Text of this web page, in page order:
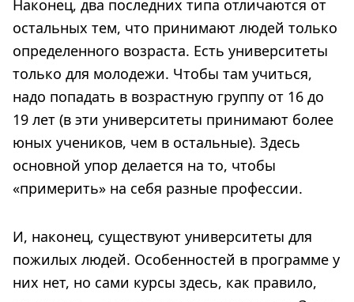
Наконец, два последних типа отличаются от
остальных тем, что принимают людей только
определенного возраста. Есть университеты
только для молодежи. Чтобы там учиться,
надо попадать в возрастную группу от 16 до
19 лет (в эти университеты принимают более
юных учеников, чем в остальные). Здесь
основной упор делается на то, чтобы
«примерить» на себя разные профессии.
И, наконец, существуют университеты для
пожилых людей. Особенностей в программе у
них нет, но сами курсы здесь, как правило,